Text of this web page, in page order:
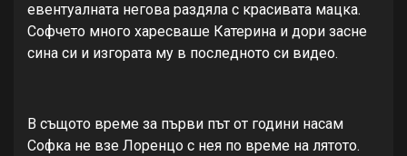
евентуалната негова раздяла с красивата мацка.
Софчето много харесваше Катерина и дори засне
сина си и изгората му в последното си видео.
В същото време за първи път от години насам
Софка не взе Лоренцо с нея по време на лятото.